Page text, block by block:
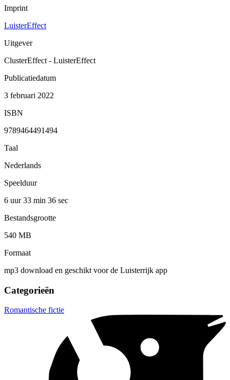
Imprint
LuisterEffect
Uitgever
ClusterEffect - LuisterEffect
Publicatiedatum
3 februari 2022
ISBN
9789464491494
Taal
Nederlands
Speelduur
6 uur 33 min 36 sec
Bestandsgrootte
540 MB
Formaat
mp3 download en geschikt voor de Luisterrijk app
Categorieën
Romantische fictie